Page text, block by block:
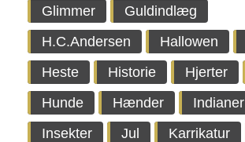
Glimmer
Guldindlæg
H.C.Andersen
Hallowen
Heste
Historie Hjerter
Hunde
Hænder
Indianer
Insekter
Jul Karrikatur